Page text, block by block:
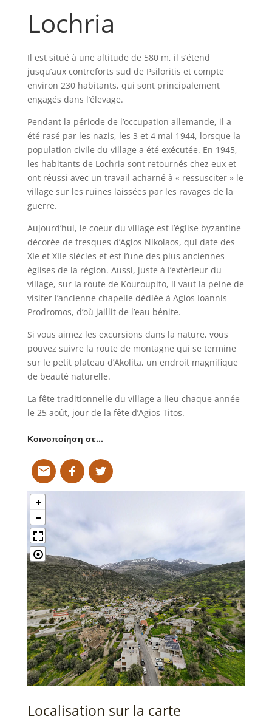
Lochria
Il est situé à une altitude de 580 m, il s’étend
jusqu’aux contreforts sud de Psiloritis et compte
environ 230 habitants, qui sont principalement
engagés dans l’élevage.
Pendant la période de l’occupation allemande, il a
été rasé par les nazis, les 3 et 4 mai 1944, lorsque la
population civile du village a été exécutée. En 1945,
les habitants de Lochria sont retournés chez eux et
ont réussi avec un travail acharné à « ressusciter » le
village sur les ruines laissées par les ravages de la
guerre.
Aujourd’hui, le coeur du village est l’église byzantine
décorée de fresques d’Agios Nikolaos, qui date des
XIe et XIIe siècles et est l’une des plus anciennes
églises de la région. Aussi, juste à l’extérieur du
village, sur la route de Kouroupito, il vaut la peine de
visiter l’ancienne chapelle dédiée à Agios Ioannis
Prodromos, d’où jaillit de l’eau bénite.
Si vous aimez les excursions dans la nature, vous
pouvez suivre la route de montagne qui se termine
sur le petit plateau d’Akolita, un endroit magnifique
de beauté naturelle.
La fête traditionnelle du village a lieu chaque année
le 25 août, jour de la fête d’Agios Titos.
Κοινοποίηση σε…
Localisation sur la carte